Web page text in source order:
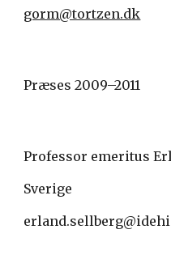
gorm@tortzen.dk
Præses 2009–2011
Professor emeritus
Sverige